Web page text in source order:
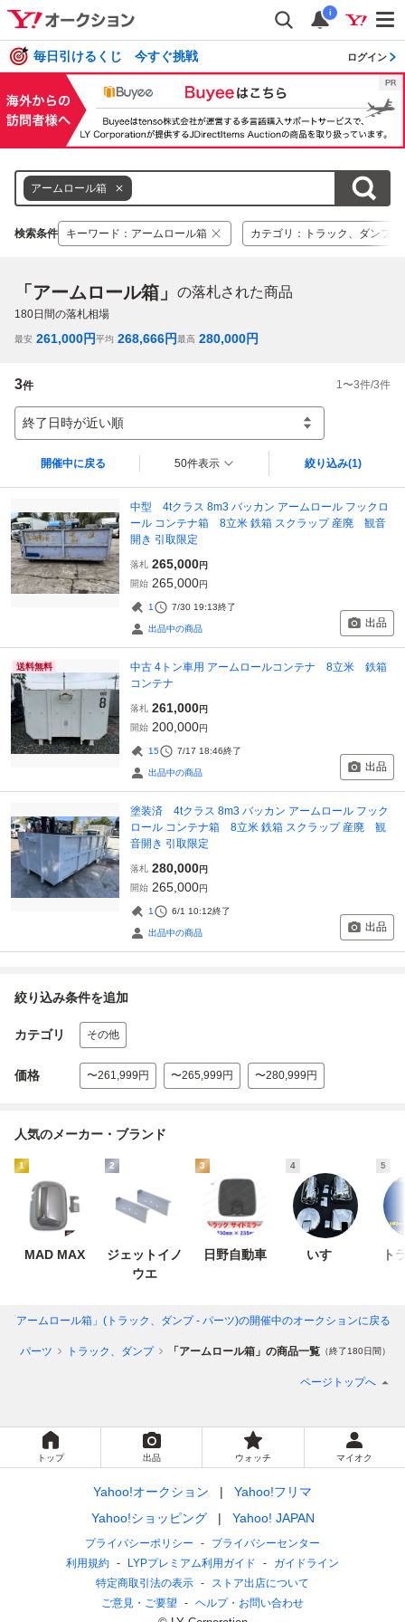
i
毎日引けるくじ 今すぐ挑戦 ログイン
アームロール箱
検索条件 キーワード ： アームロール箱 カテゴリ ： トラック、ダンプ
「アームロール箱」 の落札された商品
180日間の落札相場
最安 261,000円平均 268,666円最高 280,000円
3件 1 〜3件/3件
終了日時が近い順
開催中に戻る 50件表示 絞り込み(1)
中型 4tクラス 8m3 バッカン アームロール フックロ
ール コンテナ箱 8立米 鉄箱 スクラップ 産廃 観音
開き 引取限定
落札 265,000円
開始 265,000円
1 7/30 19:13終了
出品中の商品 出品
送料無料
中古 4トン車用 アームロールコンテナ 8立米 鉄箱
コンテナ
落札 261,000円
開始 200,000円
15 7/17 18:46終了
出品中の商品 出品
塗装済 4tクラス 8m3 バッカン アームロール フック
ロール コンテナ箱 8立米 鉄箱 スクラップ 産廃 観
音開き 引取限定
落札 280,000円
開始 265,000円
1 6/1 10:12終了
出品中の商品 出品
絞り込み条件を追加
カテゴリ その他
価格 〜261,999円 〜265,999円 〜280,999円
人気のメーカー・ブランド
1
MAD MAX
2
ジェットイノ
ウエ
3
日野自動車
4
いすゞ
5
ト
「アームロール箱」(トラック、ダンプ - パーツ)の開催中のオークションに戻る
パーツ トラック、ダンプ 「アームロール箱」の商品一覧 （終了180日間）
ページトップへ
トップ 出品 ウォッチ マイオク
Yahoo!オークション
Yahoo!フリマ
Yahoo!ショッピング
Yahoo! JAPAN
プライバシーポリシー
プライバシーセンター
利用規約
LYPプレミアム利用ガイド
ガイドライン
特定商取引法の表示
ストア出店について
ご意見・ご要望
ヘルプ・お問い合わせ